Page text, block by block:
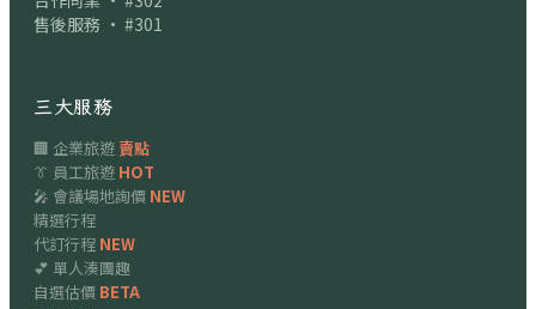
售後服務 · #301
三大服務
🏢 企業旅遊賣點
👔 員工旅遊 HOT
🎤 會議場地詢價 NEW
精選行程
代訂行程 NEW
💕 單人湊團趣
自選估價 BETA